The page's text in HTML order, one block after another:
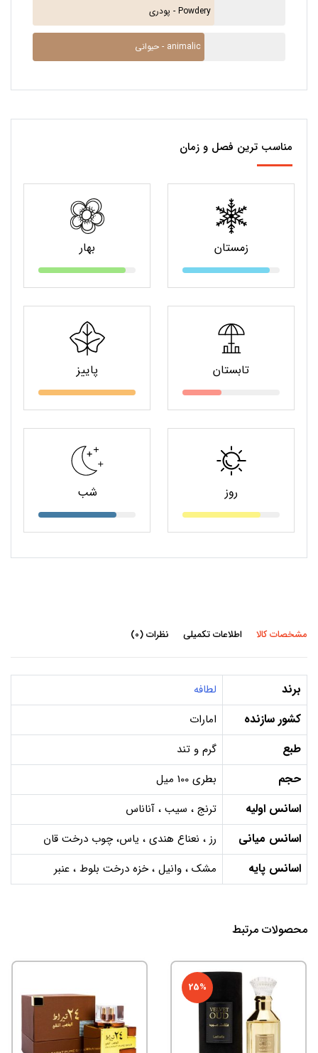
پودری - Powdery
حیوانی - animalic
مناسب ترین فصل و زمان
زمستان بهار
تابستان پاییز
روز شب
مشخصات کالا اطلاعات تکمیلی نظرات (0)
برند لطافه
کشور سازنده امارات
طبع گرم و تند
حجم بطری 100 میل
اسانس اولیه ترنج ، سیب ، آناناس
اسانس میانی رز ، نعناع هندی ، یاس، چوب درخت قان
اسانس پایه مشک ، وانیل ، خزه درخت بلوط ، عنبر
محصولات مرتبط
25%